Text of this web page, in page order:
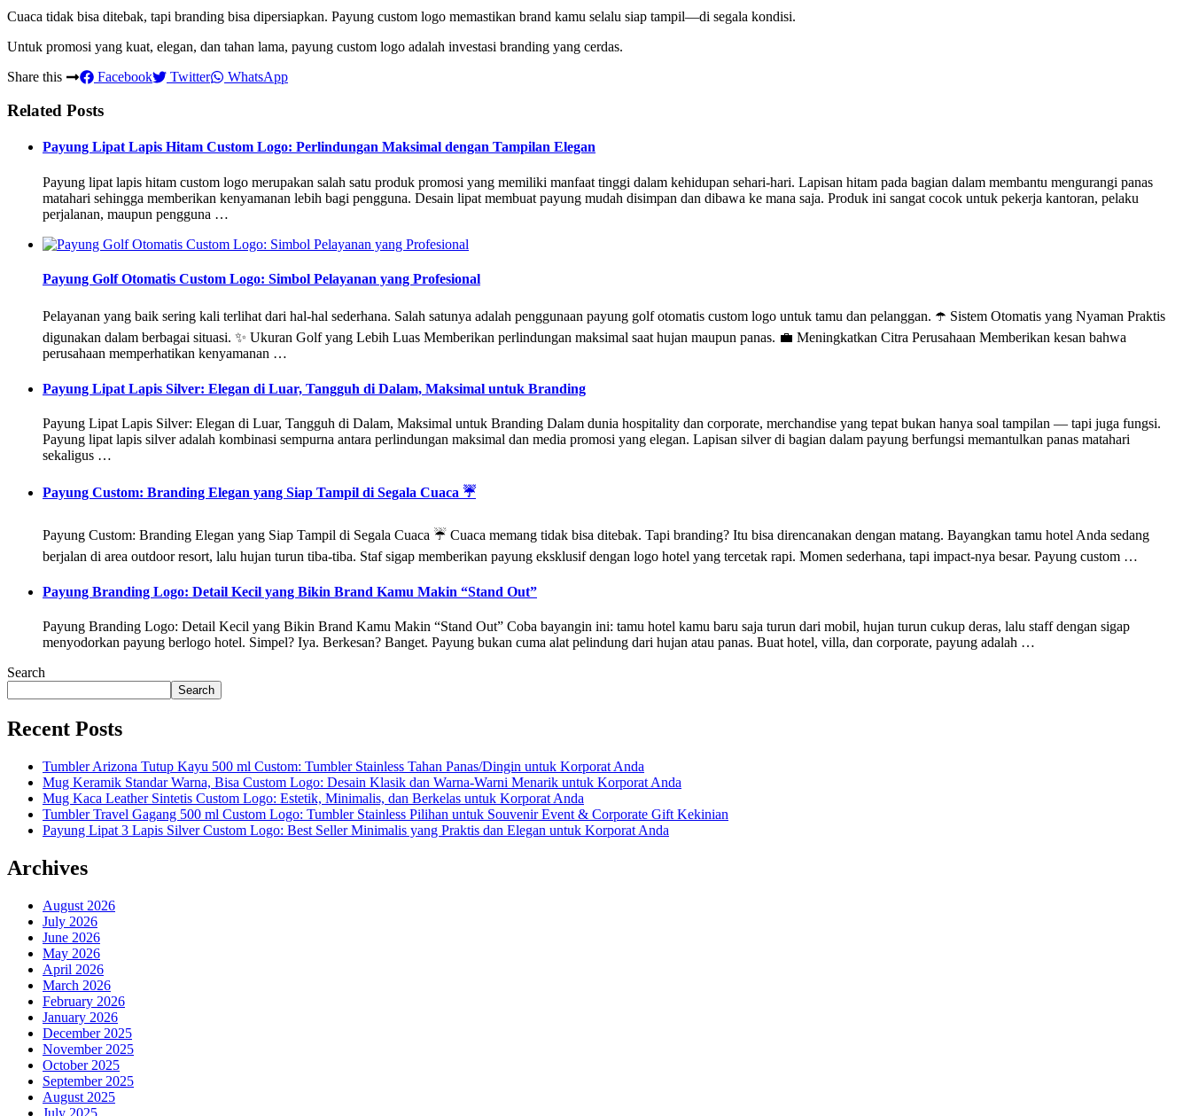
Cuaca tidak bisa ditebak, tapi branding bisa dipersiapkan. Payung custom logo memastikan brand kamu selalu siap tampil—di segala kondisi.
Untuk promosi yang kuat, elegan, dan tahan lama, payung custom logo adalah investasi branding yang cerdas.
Share this
Facebook Twitter WhatsApp
Related Posts
Payung Lipat Lapis Hitam Custom Logo: Perlindungan Maksimal dengan Tampilan Elegan
Payung lipat lapis hitam custom logo merupakan salah satu produk promosi yang memiliki manfaat tinggi dalam kehidupan sehari-hari. Lapisan hitam pada bagian dalam membantu mengurangi panas
matahari sehingga memberikan kenyamanan lebih bagi pengguna. Desain lipat membuat payung mudah disimpan dan dibawa ke mana saja. Produk ini sangat cocok untuk pekerja kantoran, pelaku
perjalanan, maupun pengguna …
Payung Golf Otomatis Custom Logo: Simbol Pelayanan yang Profesional
Pelayanan yang baik sering kali terlihat dari hal-hal sederhana. Salah satunya adalah penggunaan payung golf otomatis custom logo untuk tamu dan pelanggan. ☂️ Sistem Otomatis yang Nyaman Praktis
digunakan dalam berbagai situasi. ✨ Ukuran Golf yang Lebih Luas Memberikan perlindungan maksimal saat hujan maupun panas. 💼 Meningkatkan Citra Perusahaan Memberikan kesan bahwa
perusahaan memperhatikan kenyamanan …
Payung Lipat Lapis Silver: Elegan di Luar, Tangguh di Dalam, Maksimal untuk Branding
Payung Lipat Lapis Silver: Elegan di Luar, Tangguh di Dalam, Maksimal untuk Branding Dalam dunia hospitality dan corporate, merchandise yang tepat bukan hanya soal tampilan — tapi juga fungsi.
Payung lipat lapis silver adalah kombinasi sempurna antara perlindungan maksimal dan media promosi yang elegan. Lapisan silver di bagian dalam payung berfungsi memantulkan panas matahari
sekaligus …
Payung Custom: Branding Elegan yang Siap Tampil di Segala Cuaca ☔
Payung Custom: Branding Elegan yang Siap Tampil di Segala Cuaca ☔ Cuaca memang tidak bisa ditebak. Tapi branding? Itu bisa direncanakan dengan matang. Bayangkan tamu hotel Anda sedang
berjalan di area outdoor resort, lalu hujan turun tiba-tiba. Staf sigap memberikan payung eksklusif dengan logo hotel yang tercetak rapi. Momen sederhana, tapi impact-nya besar. Payung custom …
Payung Branding Logo: Detail Kecil yang Bikin Brand Kamu Makin “Stand Out”
Payung Branding Logo: Detail Kecil yang Bikin Brand Kamu Makin “Stand Out” Coba bayangin ini: tamu hotel kamu baru saja turun dari mobil, hujan turun cukup deras, lalu staff dengan sigap
menyodorkan payung berlogo hotel. Simpel? Iya. Berkesan? Banget. Payung bukan cuma alat pelindung dari hujan atau panas. Buat hotel, villa, dan corporate, payung adalah …
Search
Search
Recent Posts
Tumbler Arizona Tutup Kayu 500 ml Custom: Tumbler Stainless Tahan Panas/Dingin untuk Korporat Anda
Mug Keramik Standar Warna, Bisa Custom Logo: Desain Klasik dan Warna-Warni Menarik untuk Korporat Anda
Mug Kaca Leather Sintetis Custom Logo: Estetik, Minimalis, dan Berkelas untuk Korporat Anda
Tumbler Travel Gagang 500 ml Custom Logo: Tumbler Stainless Pilihan untuk Souvenir Event & Corporate Gift Kekinian
Payung Lipat 3 Lapis Silver Custom Logo: Best Seller Minimalis yang Praktis dan Elegan untuk Korporat Anda
Archives
August 2026
July 2026
June 2026
May 2026
April 2026
March 2026
February 2026
January 2026
December 2025
November 2025
October 2025
September 2025
August 2025
July 2025